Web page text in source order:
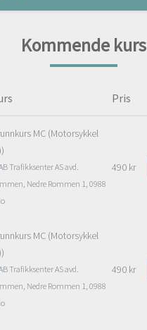
Kommende kurs
Pris
MC (Motorsykkel
Trafikksenter AS avd.
Nedre Rommen 1, 0988
490 kr
MC (Motorsykkel
Trafikksenter AS avd.
Nedre Rommen 1, 0988
490 kr